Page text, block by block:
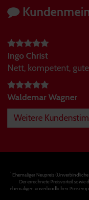
Ingo Christ
Nett, kompetent,
Waldemar Wagner
Weitere
1Ehemaliger Neupreis (Unverbindliche
Der errechnete Preisvorteil sowie
ehemaligen unverbindlichen